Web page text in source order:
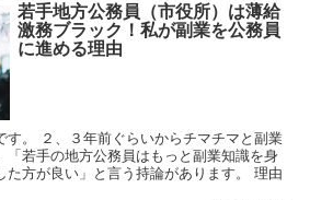
若手地方公務員（市役所）は薄給
激務ブラック！私が副業を公務員
に進める理由
す。 ２、３年前ぐらいからチマチマと副業
「若手の地方公務員はもっと副業知識を身
た方が良い」と言う持論があります。 理由